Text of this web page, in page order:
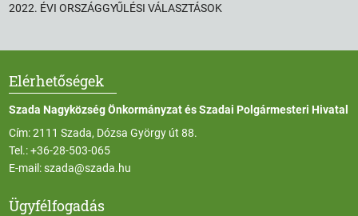
2022. ÉVI ORSZÁGGYŰLÉSI VÁLASZTÁSOK
Elérhetőségek
Szada Nagyközség Önkormányzat és Szadai Polgármesteri Hivatal
Cím: 2111 Szada, Dózsa György út 88.
Tel.:+36-28-503-065
E-mail:szada@szada.hu
Ügyfélfogadás